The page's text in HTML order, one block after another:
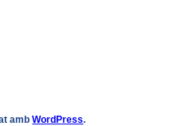
ambWordPress.